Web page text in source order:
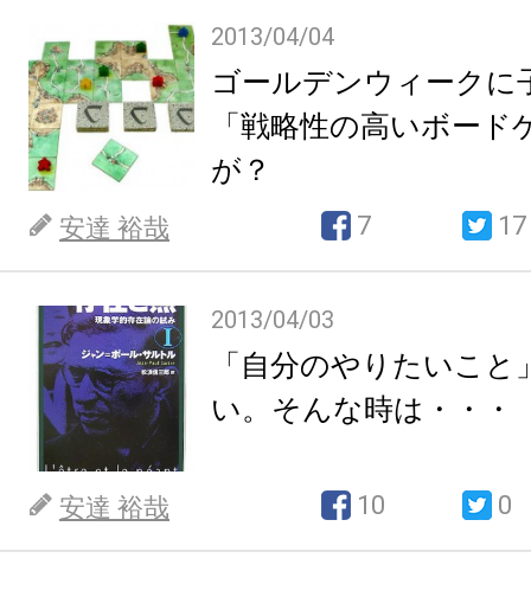
2013/04/04
ゴールデンウィークに
「戦略性の高いボー
が？
安達 裕哉 7 17
2013/04/03
「自分のやりたいこ
い。そんな時は・・・
安達 裕哉 10 0